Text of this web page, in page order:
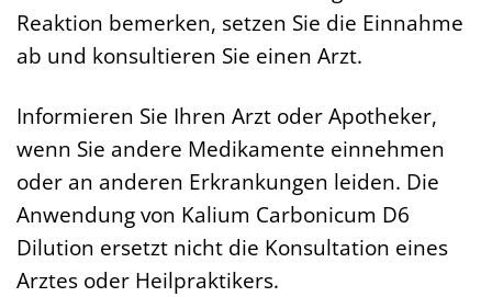
Reaktion bemerken, setzen Sie die Einnahme
ab und konsultieren Sie einen Arzt.
Informieren Sie Ihren Arzt oder Apotheker,
wenn Sie andere Medikamente einnehmen
oder an anderen Erkrankungen leiden. Die
Anwendung von Kalium Carbonicum D6
Dilution ersetzt nicht die Konsultation eines
Arztes oder Heilpraktikers.